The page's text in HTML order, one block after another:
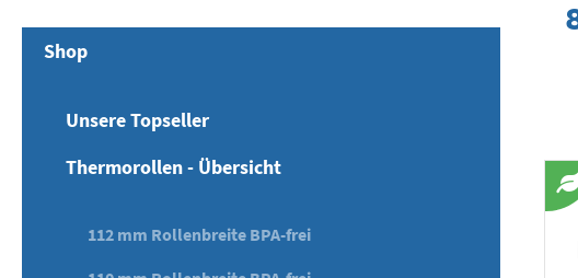
Shop
Unsere Topseller
Thermorollen - Übersicht
112 mm Rollenbreite BPA-frei